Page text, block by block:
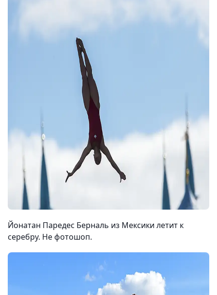
Йонатан Паредес Берналь из Мексики летит к
серебру. Не фотошоп.